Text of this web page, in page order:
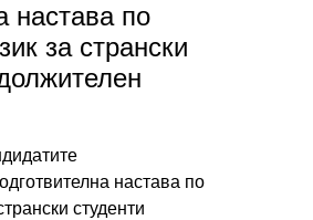
настава по
за странски
настава по
студенти